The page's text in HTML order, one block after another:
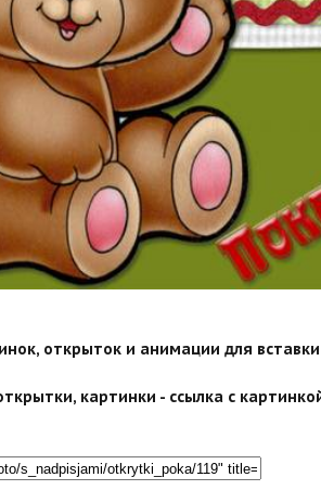
открыток и анимации для
картинки - ссылка с